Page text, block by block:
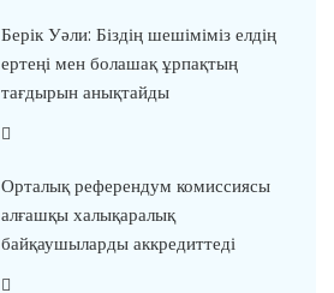
Берік Уәли: Біздің шешіміміз елдің
ертеңі мен болашақ ұрпақтың
тағдырын анықтайды
Орталық референдум комиссиясы
алғашқы халықаралық
байқаушыларды аккредиттеді